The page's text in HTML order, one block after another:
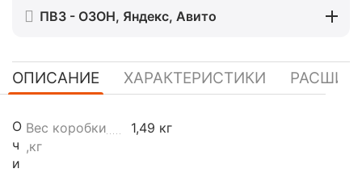
ПВЗ - ОЗОН, Яндекс, Авито
ОПИСАНИЕ ХАРАКТЕРИСТИКИ
О
ч
и
Вес коробки
,кг
1,49 кг